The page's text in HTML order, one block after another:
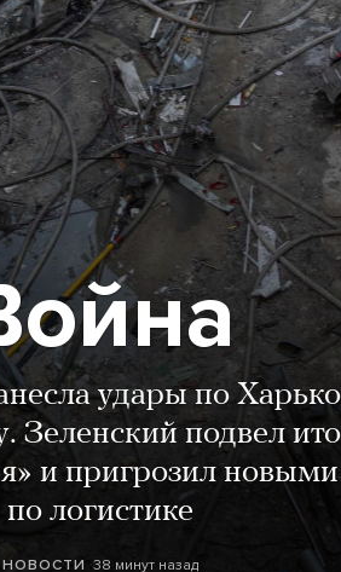
удары по
Зеленский подвел
и пригрозил
по логистике
НОВОСТИ 38 минут назад